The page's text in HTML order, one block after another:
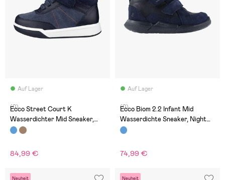
Auf Lager
(0)
Ecco Street Court K
Wasserdichter Mid Sneaker,
Night Sky/Ombre
84,99 €
Auf Lager
(0)
Ecco Biom 2.2 Infant Mid
Wasserdichte Sneaker, Night
Sky
74,99 €
Neuheit Neuheit